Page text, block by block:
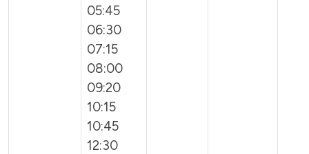
05:45
06:30
07:15
08:00
09:20
10:15
10:45
12:30